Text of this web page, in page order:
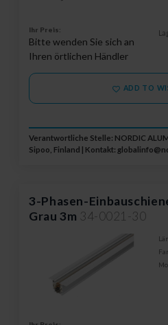
Ihr Preis:
Bitte wenden Sie sich an
Ihren örtlichen Händler
ADD TO
Verantwortliche Stelle: NORDIC
Sipoo, Finland | Kontakt:
3-Phasen-
Grau 3m 34-0021-30